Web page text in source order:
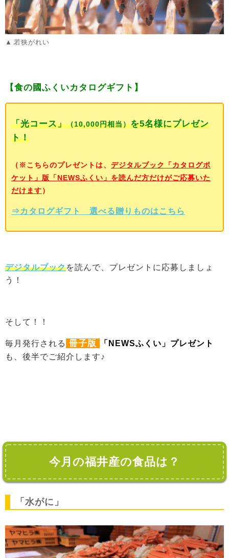
若狭がれい
【食の國ふくいカタログギフト】
「光コース」（10,000円相当）を5名様にプレゼン
ト！
（※こちらのプレゼントは、 デジタルブック「カタログポ
ケット」版「NEWSふくい」を読んだ方だけがご応募いた
だけます）
⇒ カタログギフト 選べる贈りものはこちら
デジタルブックを読んで、プレゼントに応募しましょ
う！
そして！！
毎月発行される 冊子版
「NEWSふくい」プレゼント
も、後半でご紹介します♪
今月の福井産の食品は？
「水がに」